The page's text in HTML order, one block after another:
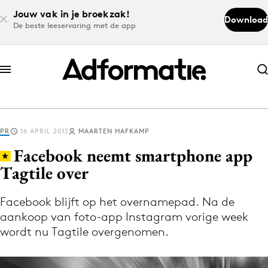
Jouw vak in je broekzak!
De beste leeservaring met de app
Download
Abonneer nu
Abonneer nu
Log in
Volg het laatste nieuws via de Adformatie
Nieuws app
PR 16 APRIL 2012 MAARTEN HAFKAMP
Facebook neemt smartphone app
Tagtile over
Facebook blijft op het overnamepad. Na de
aankoop van foto-app Instagram vorige week
wordt nu Tagtile overgenomen.